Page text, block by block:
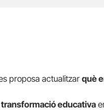
proposa actualitzar què
educativa